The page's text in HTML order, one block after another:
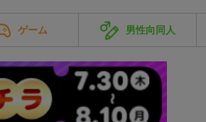
ゲーム 男性向同人